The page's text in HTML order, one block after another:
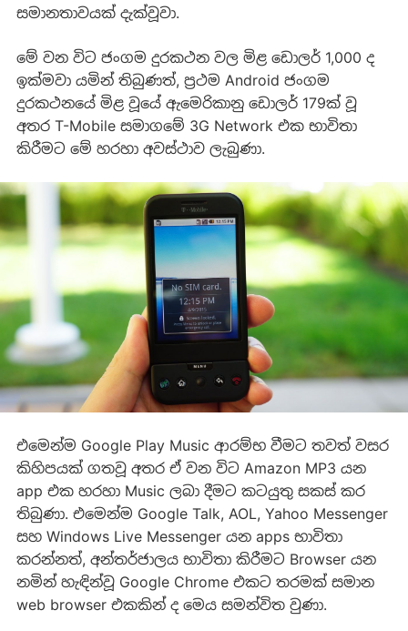
සමානතාවයක් දැක්වූවා.
මේ වන විට ජංගම දුරකථන වල මිළ ඩොලර් 1,000 ද
ඉක්මවා යමින් තිබුණත්, ප්‍රථම Android ජංගම
දුරකථනයේ මිළ වූයේ ඇමෙරිකානු ඩොලර් 179ක් වූ
අතර T-Mobile සමාගමේ 3G Network එක භාවිතා
කිරීමට මේ හරහා අවස්ථාව ලැබුණා.
එමෙන්ම Google Play Music ආරම්භ වීමට තවත් වසර
කිහිපයක් ගතවූ අතර ඒ වන විට Amazon MP3 යන
app එක හරහා Music ලබා දීමට කටයුතු සකස් කර
තිබුණා. එමෙන්ම Google Talk, AOL, Yahoo Messenger
සහ Windows Live Messenger යන apps භාවිතා
කරන්නත්, අන්තර්ජාලය භාවිතා කිරීමට Browser යන
නමින් හැඳින්වූ Google Chrome එකට තරමක් සමාන
web browser එකකින් ද මෙය සමන්විත වුණා.